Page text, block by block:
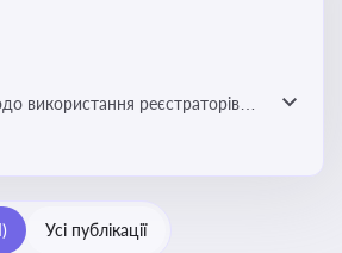
використання реєстраторів
про
судів щодо РРО
Усі публікації